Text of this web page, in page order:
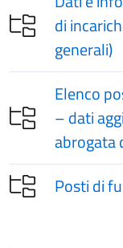
di
generali)
Elenco
– dati
abrogata
Posti di